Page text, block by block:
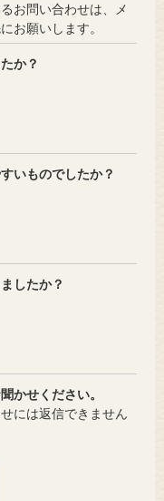
お問い合わせは、メ
お願いします。
か？
いものでしたか？
したか？
かせください。
には返信できません